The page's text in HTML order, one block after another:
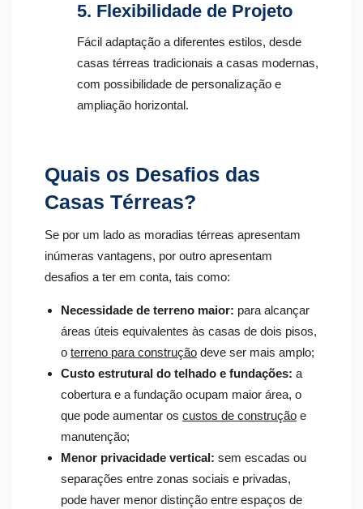
5. Flexibilidade de Projeto
Fácil adaptação a diferentes estilos, desde
casas térreas tradicionais a casas modernas,
com possibilidade de personalização e
ampliação horizontal.
Quais os Desafios das
Casas Térreas?
Se por um lado as moradias térreas apresentam
inúmeras vantagens, por outro apresentam
desafios a ter em conta, tais como:
Necessidade de terreno maior: para alcançar
áreas úteis equivalentes às casas de dois pisos,
o terreno para construção deve ser mais amplo;
Custo estrutural do telhado e fundações: a
cobertura e a fundação ocupam maior área, o
que pode aumentar os custos de construção e
manutenção;
Menor privacidade vertical: sem escadas ou
separações entre zonas sociais e privadas,
pode haver menor distinção entre espaços de